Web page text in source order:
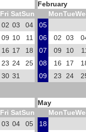
Fri SatSun
02 03
04
09 10
11
16 17
18
23 24
25
30 31
February
MonTue
05
06
02 03
07
09 10
08
16 17
09
23 24
Fri SatSun
03 04
05
May
MonTue
18